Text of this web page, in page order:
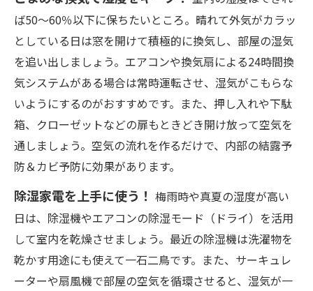
ば50〜60％以下に保ちたいところ。晴れて外気がカラッ
としている日は窓を開けて積極的に換気し、部屋の湿気
を追い出しましょう。エアコンや換気扇による24時間換
気システムがある場合は常時運転させ、湿気がこもらな
いようにするのがおすすめです。また、押し入れや下駄
箱、クローゼットなどの扉もときどき開け放って空気を
通しましょう。空気の流れを作るだけで、内部の結露予
防＆カビ予防に効果があります。
除湿家電を上手に使う！ 梅雨時や真夏の湿度が高い
日は、除湿機やエアコンの除湿モード（ドライ）を活用
して室内を乾燥させましょう。最近の除湿機は洗濯物を
乾かす用途にも使えて一石二鳥です。また、サーキュレ
ーターや扇風機で部屋の空気を循環させると、湿気が一